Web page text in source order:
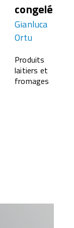
congelé
Gianluca
Ortu
Produits
laitiers et
fromages